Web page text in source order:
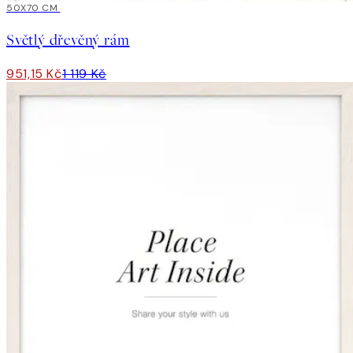
15%*
50X70 CM
Světlý dřevěný rám
951,15 Kč1 119 Kč